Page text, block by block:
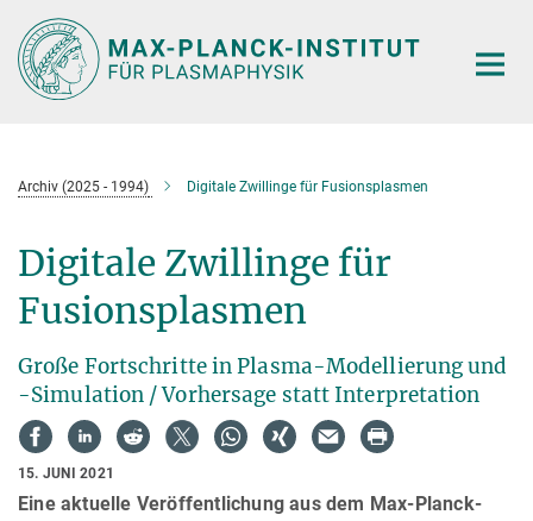
Hauptinhalt
Archiv (2025 - 1994) Digitale Zwillinge für Fusionsplasmen
Digitale Zwillinge für
Fusionsplasmen
Große Fortschritte in Plasma-Modellierung und
-Simulation / Vorhersage statt Interpretation
15. JUNI 2021
Eine aktuelle Veröffentlichung aus dem Max-Planck-